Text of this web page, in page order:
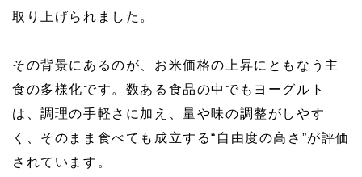
取り上げられました。
その背景にあるのが、お米価格の上昇にともなう主
食の多様化です。数ある食品の中でもヨーグルト
は、調理の手軽さに加え、量や味の調整がしやす
く、そのまま食べても成立する“自由度の高さ”が評価
されています。